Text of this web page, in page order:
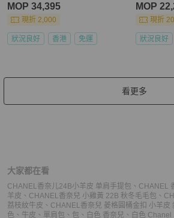
MOP 34,395
現折 2,000
狀況良好 香港 免運
MOP
現折
狀況良好
看更多
大家都在看
CHANEL香奈儿24B小羊皮 单肩手提包 、 CHANEL
羊皮 、 CHANEL香奈兒 小雞黃 22B 秋冬毛毛包 、
荔枝紋牛皮 、 CHANEL香奈兒 菱格圓桶金扣 小羊皮
色 、 牛皮 、 單肩包 、 包 、 白色 香奈兒 、 白色 Chanel